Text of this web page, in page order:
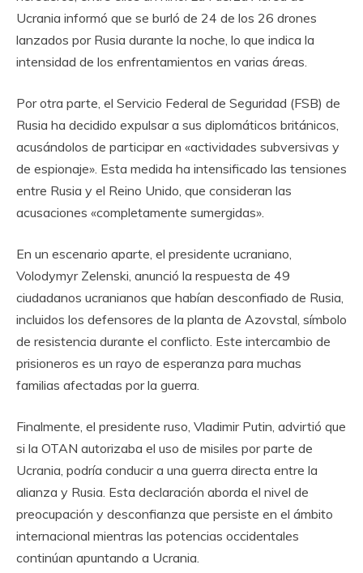
Ucrania informó que se burló de 24 de los 26 drones
lanzados por Rusia durante la noche, lo que indica la
intensidad de los enfrentamientos en varias áreas.
Por otra parte, el Servicio Federal de Seguridad (FSB) de
Rusia ha decidido expulsar a sus diplomáticos británicos,
acusándolos de participar en «actividades subversivas y
de espionaje». Esta medida ha intensificado las tensiones
entre Rusia y el Reino Unido, que consideran las
acusaciones «completamente sumergidas».
En un escenario aparte, el presidente ucraniano,
Volodymyr Zelenski, anunció la respuesta de 49
ciudadanos ucranianos que habían desconfiado de Rusia,
incluidos los defensores de la planta de Azovstal, símbolo
de resistencia durante el conflicto. Este intercambio de
prisioneros es un rayo de esperanza para muchas
familias afectadas por la guerra.
Finalmente, el presidente ruso, Vladimir Putin, advirtió que
si la OTAN autorizaba el uso de misiles por parte de
Ucrania, podría conducir a una guerra directa entre la
alianza y Rusia. Esta declaración aborda el nivel de
preocupación y desconfianza que persiste en el ámbito
internacional mientras las potencias occidentales
continúan apuntando a Ucrania.